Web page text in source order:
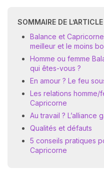
SOMMAIRE DE L’ARTICLE
Balance et
meilleur et le moins
Homme ou femme
qui êtes-vous ?
En amour ? Le feu
Les relations homme/
Capricorne
Au travail ? L’alliance
Qualités et défauts
5 conseils pratiques
Capricorne